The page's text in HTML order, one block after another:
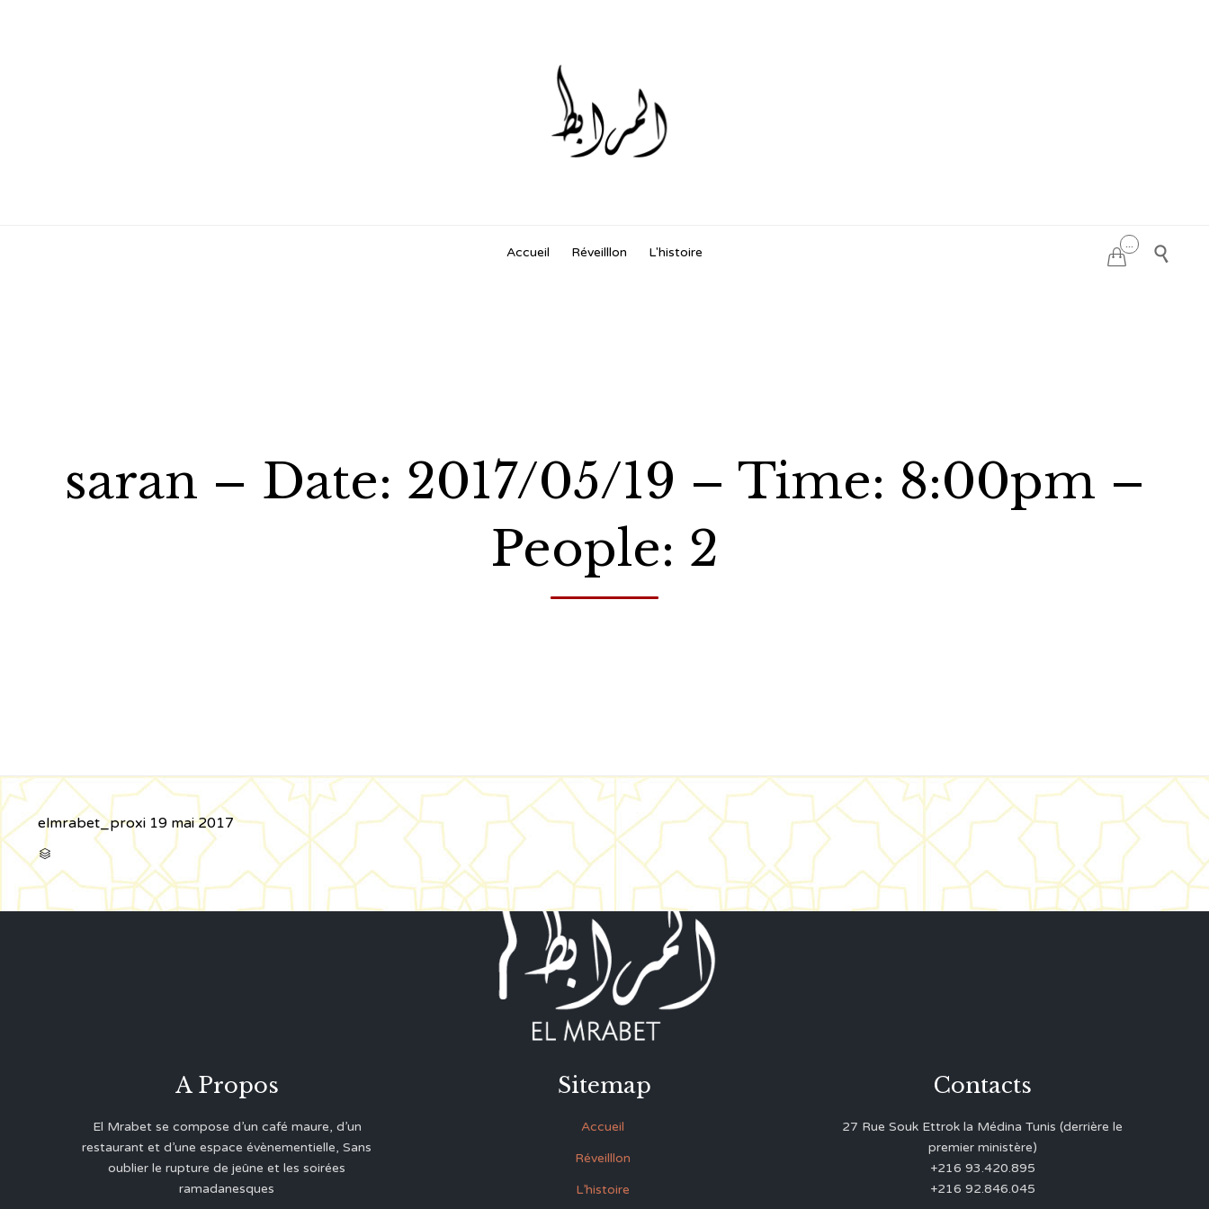
to
Accueil Réveilllon L'histoire 
...

saran – Date: 2017/05/19 – Time: 8:00pm –
People: 2
elmrabet_proxi 19 mai 2017

A Propos
El Mrabet se compose d’un café maure, d’un
restaurant et d’une espace évènementielle, Sans
oublier le rupture de jeûne et les soirées
ramadanesques
Sitemap
Accueil
Réveilllon
L’histoire
Contacts
27 Rue Souk Ettrok la Médina Tunis (derrière le
premier ministère)
+216 93.420.895
+216 92.846.045